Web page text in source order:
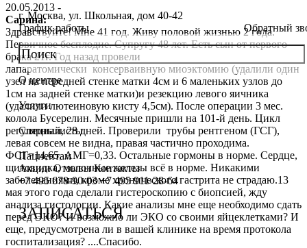
г. Москва, ул. Школьная, дом 40-42
График работы
Обратный
О центре
О клинике
Новости
Благотворительность
Сотрудничество с врачами
График работы
Фотогалерея
Видео
Услуги
Консультации специалистов
Стоимость ЭКО
Программы врт и эко
Донорство
Акушерство и гинекология
Андрология
Специалисты
Главный врач
Заместитель главного врача
Репродуктолог
Гинеколог
Андролог
Пациентам
Онлайн-консультации специалистов
Онлайн-оплата
Вопрос специалисту (Вопрос-ответ)
ЭКО по ОМС
АкцииОтзывыКонтакты
+7 495 678-90-03 +7 495 911-28-64
ЗАПИСАТЬСЯ
20.05.2013 -
Сарина:
Здравствуйте! Мне 41 год. Живу половой жизнью 2 года.
Первичное бесплодие. Супругу 48 лет. Есть сын от первого
брака 21г. Год назад провели
лапаратомически консерваивную миоэктомию (удалили один
узел на передней стенке матки 4см и 6 маленьких узлов до
1см на задней стенке матки)и резекцию левого яичника
(удалили лютеиновую кисту 4,5см). После операции 3 мес.
колола Бусерелин. Месячные пришли на 101-й день. Цикл
регулярный, 28 дней. Проверили трубы рентгеном (ГСГ),
левая совсем не видна, правая частично проходима.
ФСГ=14,65, АМГ=0,33. Остальные гормоны в норме. Сердце,
щитовидка, молочные железы всё в норме. Никакими
заболеваниями, кроме хронического гастрита не страдаю.13
мая этого года сделали гистероскопию с биопсией, жду
анализа гистологии. Какие анализы мне еще необходимо сдать
перед ЭКО? И возможно ли ЭКО со своими яйцеклетками? И
еще, предусмотрена ли в вашей клинике на время протокола
госпитализация? ....Спасибо.